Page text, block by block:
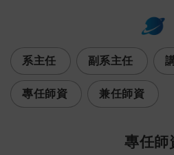
次
系主任 副系主任
專任師資 兼任師資
專任師